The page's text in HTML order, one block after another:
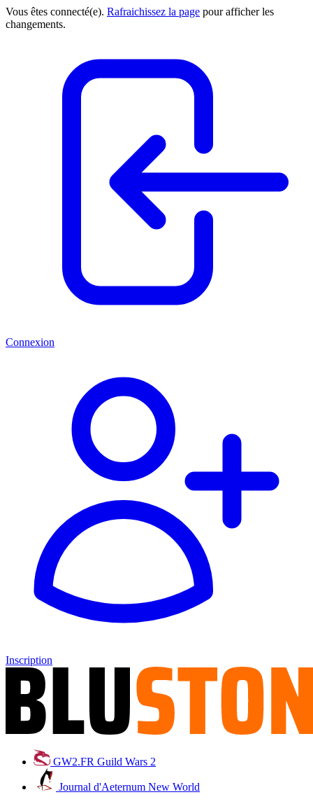
Vous êtes connecté(e). Rafraichissez la page pour afficher les
changements.
Connexion
Inscription
GW2.FR Guild Wars 2
Journal d'Aeternum New World